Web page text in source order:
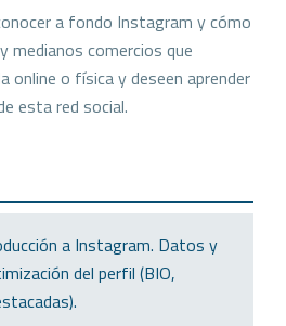
a fondo Instagram y cómo
medianos comercios que
online o física y deseen aprender
esta red social.
a Instagram. Datos y
del perfil (BIO,